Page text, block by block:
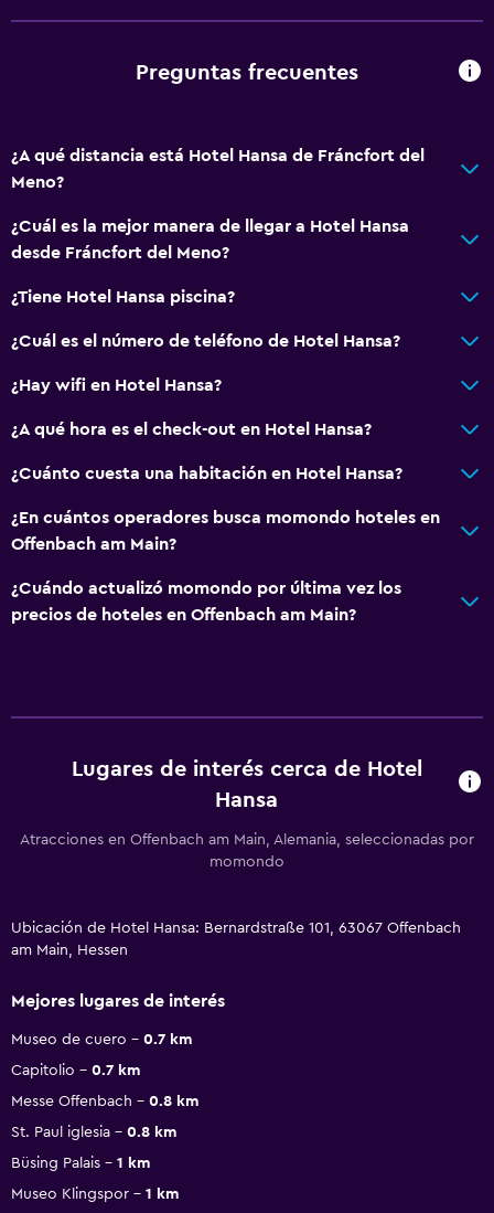
Preguntas frecuentes
¿A qué distancia está Hotel Hansa de Fráncfort del
Meno?
¿Cuál es la mejor manera de llegar a Hotel Hansa
desde Fráncfort del Meno?
¿Tiene Hotel Hansa piscina?
¿Cuál es el número de teléfono de Hotel Hansa?
¿Hay wifi en Hotel Hansa?
¿A qué hora es el check-out en Hotel Hansa?
¿Cuánto cuesta una habitación en Hotel Hansa?
¿En cuántos operadores busca momondo hoteles en
Offenbach am Main?
¿Cuándo actualizó momondo por última vez los
precios de hoteles en Offenbach am Main?
Lugares de interés cerca de Hotel
Hansa
Atracciones en Offenbach am Main, Alemania, seleccionadas por
momondo
Ubicación de Hotel Hansa: Bernardstraße 101, 63067 Offenbach
am Main, Hessen
Mejores lugares de interés
Museo de cuero
0.7 km
Capitolio
0.7 km
Messe Offenbach
0.8 km
St. Paul iglesia
0.8 km
Büsing Palais
1 km
Museo Klingspor
1 km